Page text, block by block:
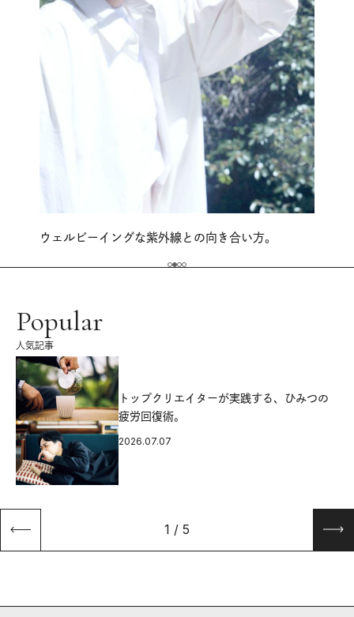
ウェルビーイングな紫外線との向き合い方。
Popular
人気記事
トップクリエイターが実践する、ひみつの
疲労回復術。
2026.07.07
1 / 5